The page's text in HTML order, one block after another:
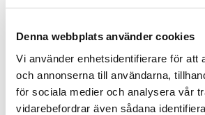
Denna webbplats använder cookies
Vi använder enhetsidentifierare för att
och annonserna till användarna,
för sociala medier och analysera vår
vidarebefordrar även sådana